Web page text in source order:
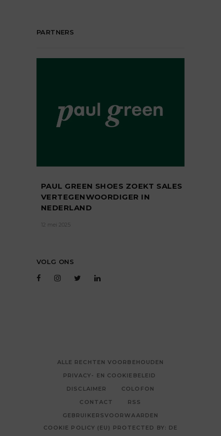
PARTNERS
PAUL GREEN SHOES ZOEKT SALES
VERTEGENWOORDIGER IN
NEDERLAND
12 mei 2025
VOLG ONS
ALLE RECHTEN VOORBEHOUDEN
PRIVACY- EN COOKIEBELEID
DISCLAIMER
COLOFON
CONTACT
RSS
GEBRUIKERSVOORWAARDEN
COOKIE POLICY (EU) PROTECTED BY: DE